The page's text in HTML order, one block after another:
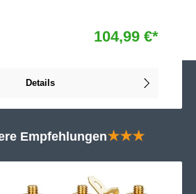
104,99 €*
Details
Empfehlungen★★★